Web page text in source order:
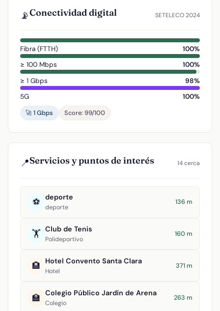
📡Conectividad digital SETELECO 2024
Fibra (FTTH)
100%
≥ 100 Mbps
100%
≥ 1 Gbps
98%
5G
100%
🚀 1 Gbps
Score: 99/100
📍Servicios y puntos de interés 14 cerca
⚽ deporte
deporte
136 m
🏋️ Club de Tenis
Polideportivo
160 m
🏨 Hotel Convento Santa Clara
Hotel
371 m
🏫 Colegio Público Jardín de Arena
Colegio
263 m